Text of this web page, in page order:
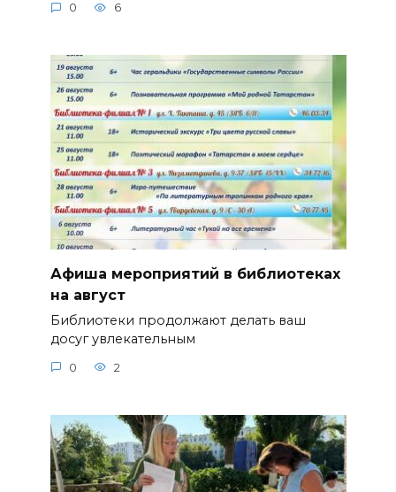
0 6
Афиша мероприятий в библиотеках
на август
Библиотеки продолжают делать ваш
досуг увлекательным
0 2